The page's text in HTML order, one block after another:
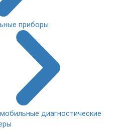
приборы
диагностические